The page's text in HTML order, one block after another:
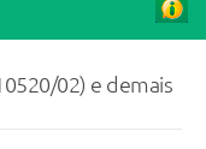
02) e demais